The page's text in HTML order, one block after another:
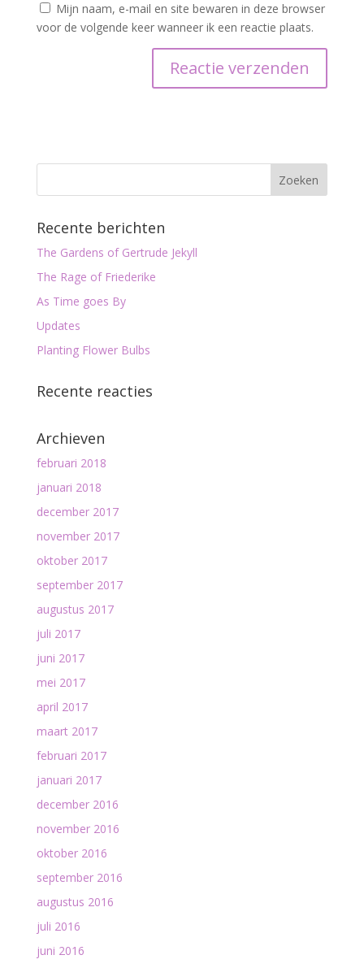
Mijn naam, e-mail en site bewaren in deze browser
voor de volgende keer wanneer ik een reactie plaats.
Recente berichten
The Gardens of Gertrude Jekyll
The Rage of Friederike
As Time goes By
Updates
Planting Flower Bulbs
Recente reacties
Archieven
februari 2018
januari 2018
december 2017
november 2017
oktober 2017
september 2017
augustus 2017
juli 2017
juni 2017
mei 2017
april 2017
maart 2017
februari 2017
januari 2017
december 2016
november 2016
oktober 2016
september 2016
augustus 2016
juli 2016
juni 2016